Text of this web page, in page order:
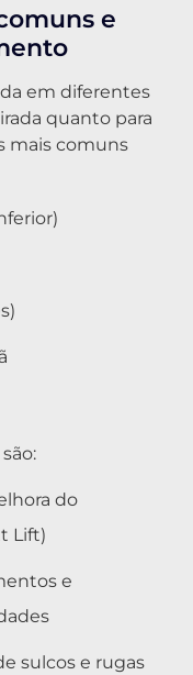
e
em diferentes
quanto para
mais comuns
do
Lift)
e
sulcos e rugas